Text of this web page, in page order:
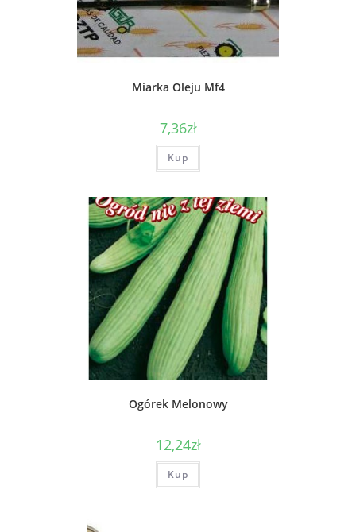
Miarka Oleju Mf4
7,36zł
Kup
Ogórek Melonowy
12,24zł
Kup